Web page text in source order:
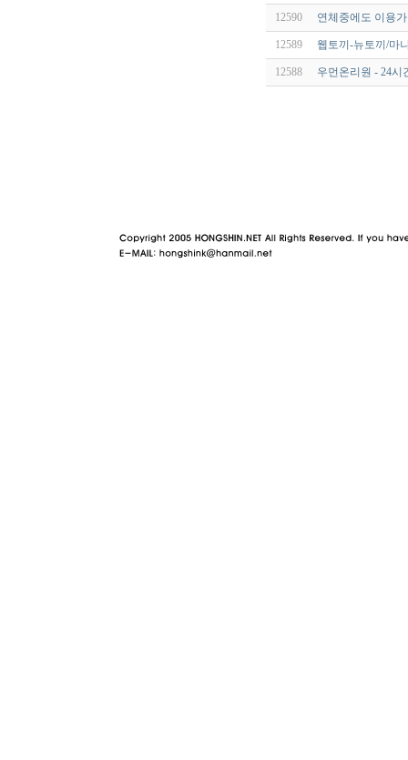
12590 연체중에도 이용
12589 웹토끼-뉴토끼/마
12588 우먼온리원 - 24